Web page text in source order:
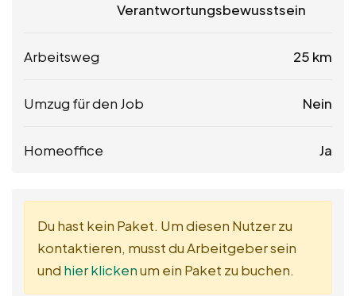
Verantwortungsbewusstsein
Arbeitsweg 25 km
Umzug für den Job Nein
Homeoffice Ja
Du hast kein Paket. Um diesen Nutzer zu
kontaktieren, musst du Arbeitgeber sein
und hier klickenum ein Paket zu buchen.